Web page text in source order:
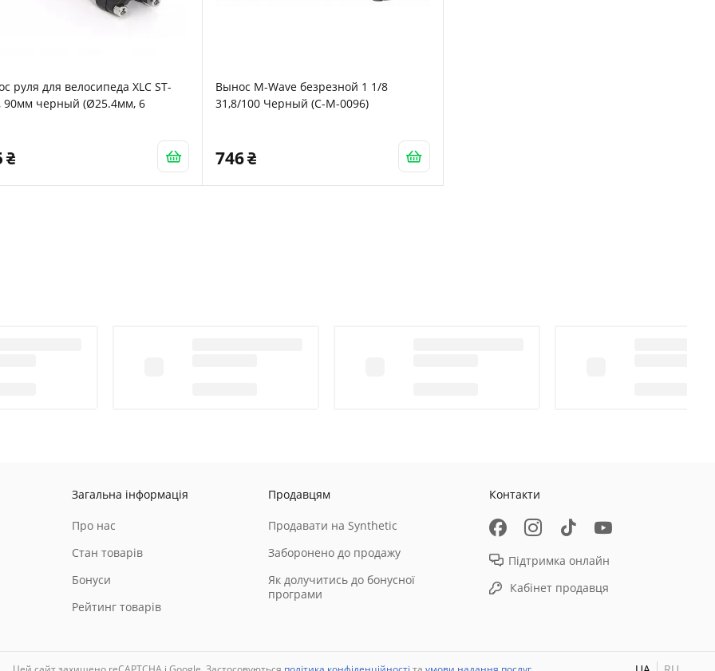
руля для велосипеда XLC ST-
90мм черный (Ø25.4мм, 6
Вынос M-Wave безрезной 1 1/8
31,8/100 Черный (C-M-0096)
746
Загальна інформація
Про нас
Стан товарів
Бонуси
Рейтинг товарів
Продавцям
Продавати на Synthetic
Заборонено до продажу
Як долучитись до бонусної
програми
Контакти
Підтримка онлайн
Кабінет продавця